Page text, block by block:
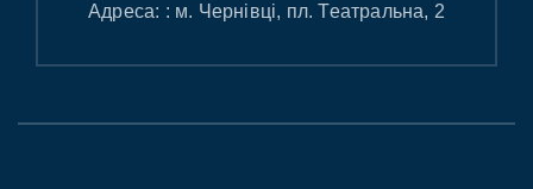
Адреса: : м. Чернівці, пл. Театральна, 2